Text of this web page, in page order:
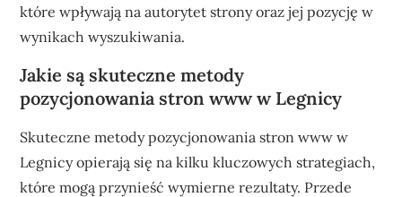
które wpływają na autorytet strony oraz jej pozycję w
wynikach wyszukiwania.
Jakie są skuteczne metody
pozycjonowania stron www w Legnicy
Skuteczne metody pozycjonowania stron www w
Legnicy opierają się na kilku kluczowych strategiach,
które mogą przynieść wymierne rezultaty. Przede